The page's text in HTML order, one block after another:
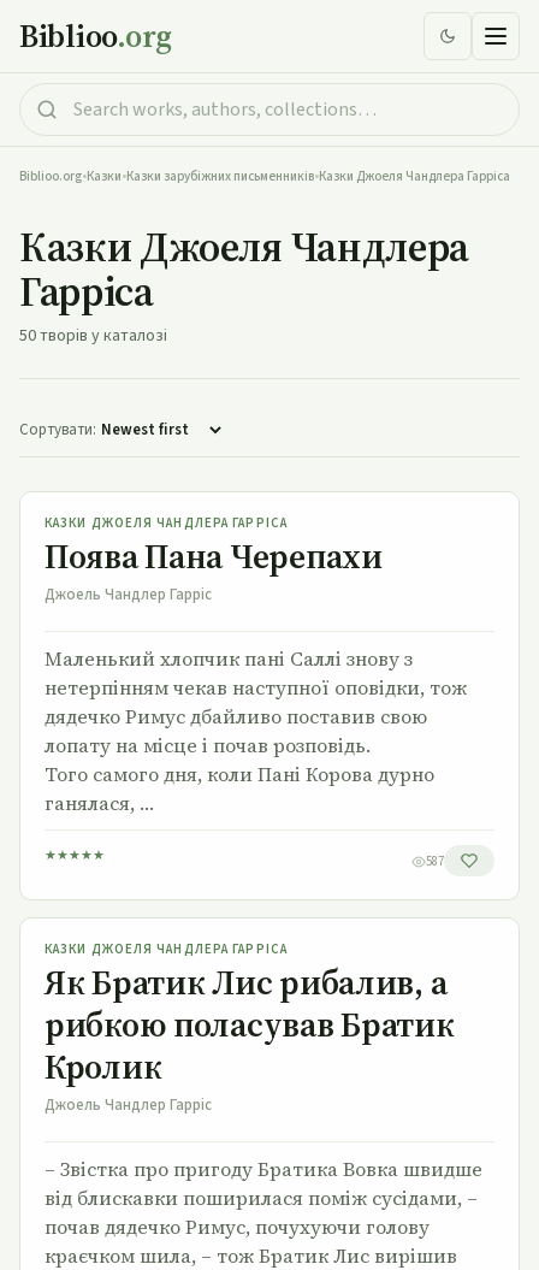
Biblioo.org
Biblioo.org•Казки•Казки зарубіжних письменників•Казки Джоеля Чандлера Гарріса
Казки Джоеля Чандлера
Гарріса
50 творів у каталозі
Сортувати:
Поява Пана Черепахи
КАЗКИ ДЖОЕЛЯ ЧАНДЛЕРА ГАРРІСА
Поява Пана Черепахи
Джоель Чандлер Гарріс
Маленький хлопчик пані Саллі знову з
нетерпінням чекав наступної оповідки, тож
дядечко Римус дбайливо поставив свою
лопату на місце і почав розповідь.
Того самого дня, коли Пані Корова дурно
ганялася, …
★★★★★ 587
КАЗКИ ДЖОЕЛЯ ЧАНДЛЕРА ГАРРІСА
Як Братик Лис рибалив, а
рибкою поласував Братик
Кролик
Джоель Чандлер Гарріс
– Звістка про пригоду Братика Вовка швидше
від блискавки поширилася поміж сусідами, –
почав дядечко Римус, почухуючи голову
краєчком шила, – тож Братик Лис вирішив